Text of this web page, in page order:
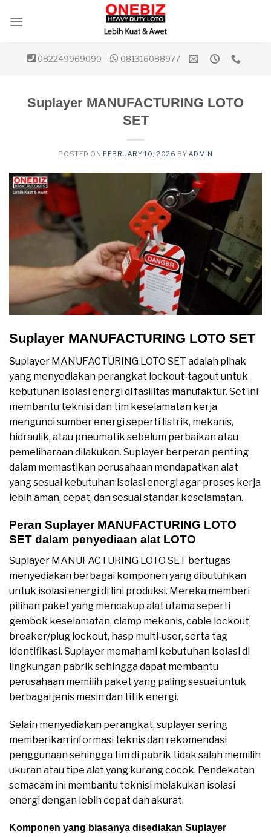
082249969090 081316088977
Suplayer MANUFACTURING LOTO
SET
POSTED ON FEBRUARY 10, 2026 BY ADMIN
Suplayer MANUFACTURING LOTO SET
Suplayer MANUFACTURING LOTO SET adalah pihak
yang menyediakan perangkat lockout‑tagout untuk
kebutuhan isolasi energi di fasilitas manufaktur. Set ini
membantu teknisi dan tim keselamatan kerja
mengunci sumber energi seperti listrik, mekanis,
hidraulik, atau pneumatik sebelum perbaikan atau
pemeliharaan dilakukan. Suplayer berperan penting
dalam memastikan perusahaan mendapatkan alat
yang sesuai kebutuhan isolasi energi agar proses kerja
lebih aman, cepat, dan sesuai standar keselamatan.
Peran Suplayer MANUFACTURING LOTO
SET dalam penyediaan alat LOTO
Suplayer MANUFACTURING LOTO SET bertugas
menyediakan berbagai komponen yang dibutuhkan
untuk isolasi energi di lini produksi. Mereka memberi
pilihan paket yang mencakup alat utama seperti
gembok keselamatan, clamp mekanis, cable lockout,
breaker/plug lockout, hasp multi‑user, serta tag
identifikasi. Suplayer memahami kebutuhan isolasi di
lingkungan pabrik sehingga dapat membantu
perusahaan memilih paket yang paling sesuai untuk
berbagai jenis mesin dan titik energi.
Selain menyediakan perangkat, suplayer sering
memberikan informasi teknis dan rekomendasi
penggunaan sehingga tim di pabrik tidak salah memilih
ukuran atau tipe alat yang kurang cocok. Pendekatan
semacam ini membantu teknisi melakukan isolasi
energi dengan lebih cepat dan akurat.
Komponen yang biasanya disediakan Suplayer